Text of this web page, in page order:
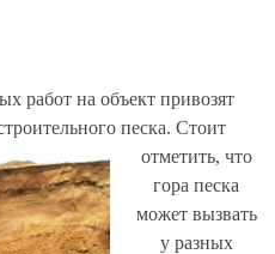
работ на объект привозят
песка. Стоит
отметить, что
гора песка
может вызвать
у разных